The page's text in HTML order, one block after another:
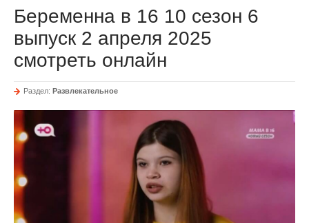
Беременна в 16 10 сезон 6
выпуск 2 апреля 2025
смотреть онлайн
Раздел: Развлекательное